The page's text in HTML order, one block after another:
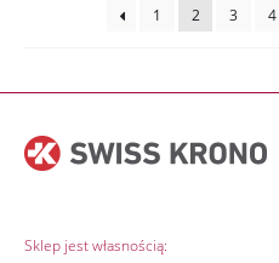
1 2 3 4
Sklep jest własnością: